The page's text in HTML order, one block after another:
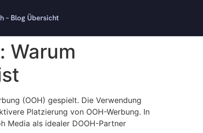
– Blog Übersicht
Warum
(OOH) gespielt. Die Verwendung
Platzierung von OOH-Werbung. In
Media als idealer DOOH-Partner